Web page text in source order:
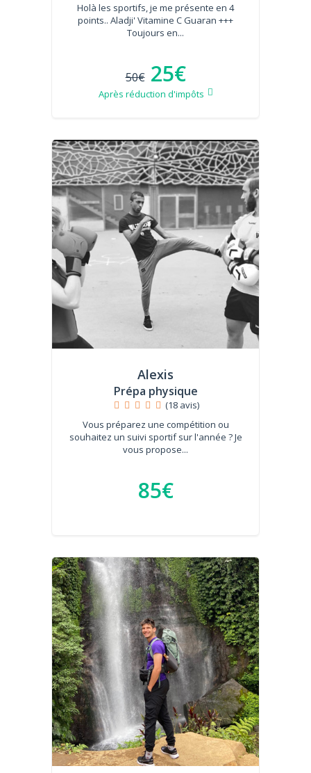
Holà les sportifs, je me présente en 4
points.. Aladji' Vitamine C Guaran +++
Toujours en...
50€ 25€
Après réduction d'impôts
Alexis
Prépa physique
(18 avis)
Vous préparez une compétition ou
souhaitez un suivi sportif sur l'année ? Je
vous propose...
85€